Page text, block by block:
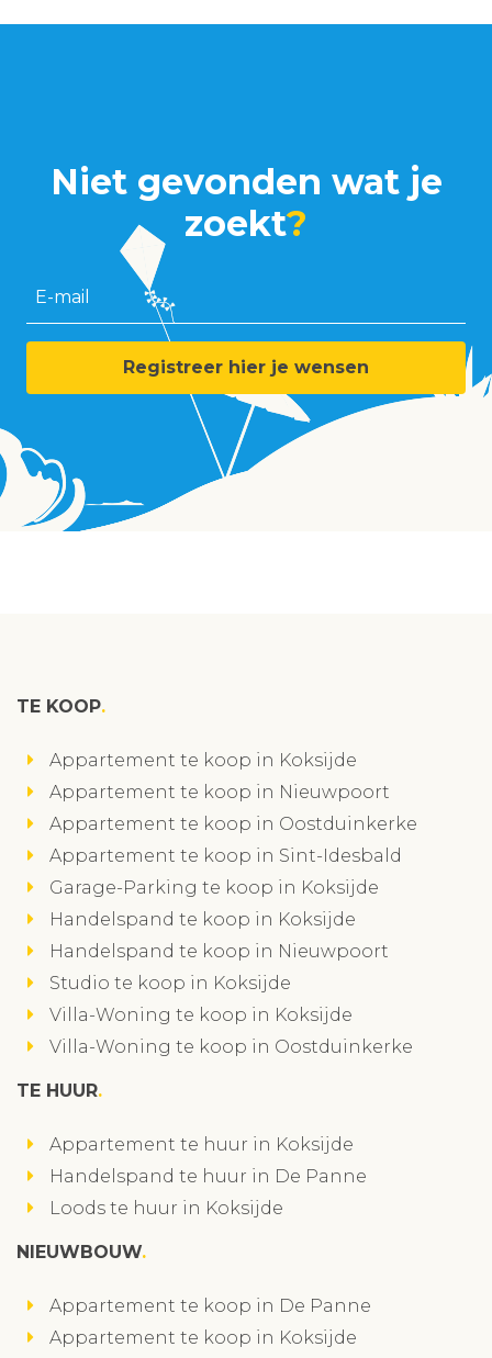
Niet gevonden wat je
zoekt?
E-mail
Registreer hier je wensen
TE KOOP
Appartement te koop in Koksijde
Appartement te koop in Nieuwpoort
Appartement te koop in Oostduinkerke
Appartement te koop in Sint-Idesbald
Garage-Parking te koop in Koksijde
Handelspand te koop in Koksijde
Handelspand te koop in Nieuwpoort
Studio te koop in Koksijde
Villa-Woning te koop in Koksijde
Villa-Woning te koop in Oostduinkerke
TE HUUR
Appartement te huur in Koksijde
Handelspand te huur in De Panne
Loods te huur in Koksijde
NIEUWBOUW
Appartement te koop in De Panne
Appartement te koop in Koksijde